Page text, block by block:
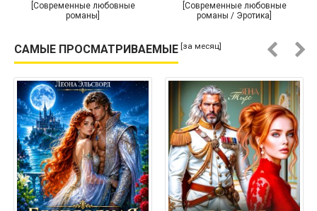
[Современные любовные
романы]
[Современные любовные
романы / Эротика]
САМЫЕ ПРОСМАТРИВАЕМЫЕ [за месяц]